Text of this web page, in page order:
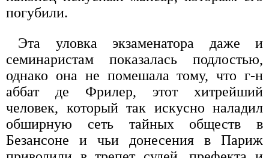
погубили.
Эта уловка экзаменатора даже и
семинаристам показалась подлостью,
однако она не помешала тому, что г-н
аббат де Фрилер, этот хитрейший
человек, который так искусно наладил
обширную сеть тайных обществ в
Безансоне и чьи донесения в Париж